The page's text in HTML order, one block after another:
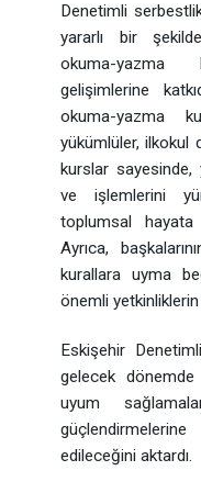
Denetimli
yararlı bir
okuma-yazma
gelişimlerine
okuma-yazma
yükümlüler, ilkokul
kurslar
ve işlemlerini
toplumsal hayata
Ayrıca,
kurallara uyma
önemli
Eskişehir
gelecek
uyum
edileceğini aktardı.